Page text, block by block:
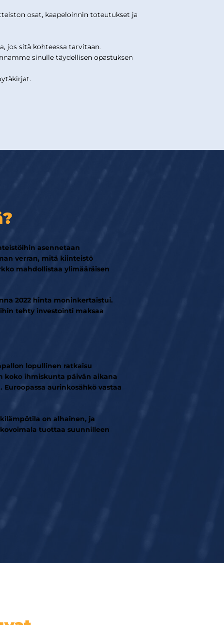
osat, kaapeloinnin toteutukset ja
jos sitä kohteessa tarvitaan.
sinulle täydellisen opastuksen
asennetaan
verran, mitä kiinteistö
mahdollistaa ylimääräisen
2022 hinta moninkertaistui.
tehty investointi maksaa
lopullinen ratkaisu
koko ihmiskunta päivän aikana
aurinkosähkö vastaa
on alhainen, ja
tuottaa suunnilleen